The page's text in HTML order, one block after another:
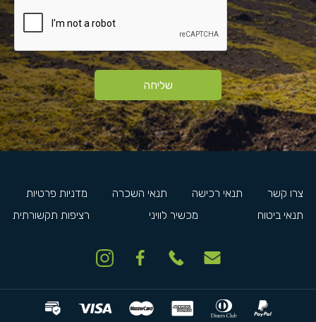
שליחה
צרו קשר תנאי רכישה תנאי השכרה
מדניות פרטיות
תנאי ביטוח
מכשיר לוויני רציפות תקשורתית